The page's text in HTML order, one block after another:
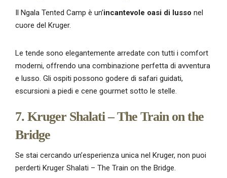
Il Ngala Tented Camp è un’incantevole oasi di lusso nel
cuore del Kruger.
Le tende sono elegantemente arredate con tutti i comfort
moderni, offrendo una combinazione perfetta di avventura
e lusso. Gli ospiti possono godere di safari guidati,
escursioni a piedi e cene gourmet sotto le stelle.
7. Kruger Shalati – The Train on the
Bridge
Se stai cercando un’esperienza unica nel Kruger, non puoi
perderti Kruger Shalati – The Train on the Bridge.